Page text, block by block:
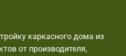
каркасного дома из
от производителя,